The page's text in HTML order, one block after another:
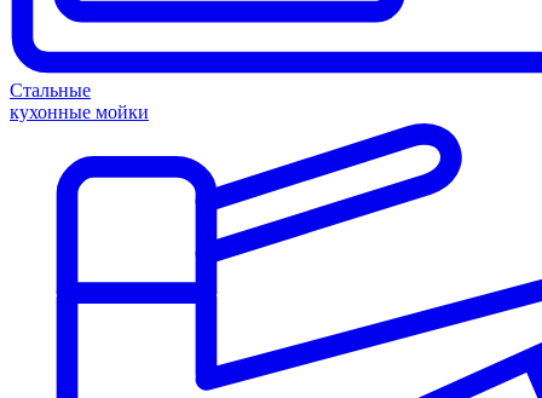
Стальные
кухонные мойки